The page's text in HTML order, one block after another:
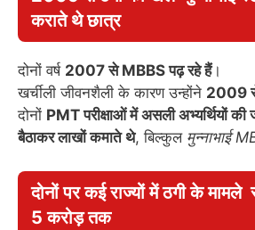
कराते थे छात्र
दोनों वर्ष 2007 से MBBS पढ़ रहे हैं।
खर्चीली जीवनशैली के कारण उन्होंने 2009 से
दोनों PMT परीक्षाओं में असली अभ्यर्थियों की
बैठाकर लाखों कमाते थे, बिल्कुल मुन्नाभाई
दोनों पर कई राज्यों में ठगी के
5 करोड़ तक